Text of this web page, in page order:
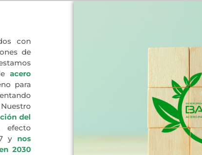
con
de
acero
para
del
efecto
y nos
2030